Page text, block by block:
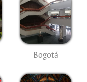
Bogotá